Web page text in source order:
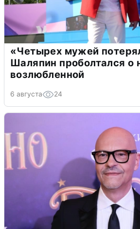
«Четырех мужей
Шаляпин проболтался о
возлюбленной
6 августа 24